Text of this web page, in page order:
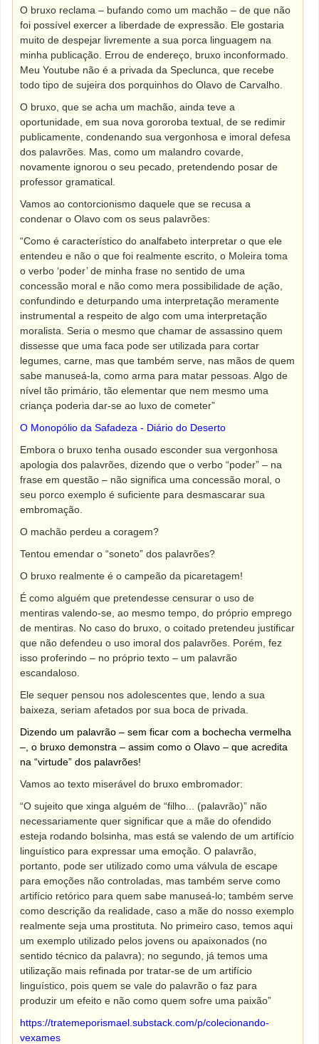
O bruxo reclama – bufando como um machão – de que não
foi possível exercer a liberdade de expressão. Ele gostaria
muito de despejar livremente a sua porca linguagem na
minha publicação. Errou de endereço, bruxo inconformado.
Meu Youtube não é a privada da Speclunca, que recebe
todo tipo de sujeira dos porquinhos do Olavo de Carvalho.
O bruxo, que se acha um machão, ainda teve a
oportunidade, em sua nova gororoba textual, de se redimir
publicamente, condenando sua vergonhosa e imoral defesa
dos palavrões. Mas, como um malandro covarde,
novamente ignorou o seu pecado, pretendendo posar de
professor gramatical.
Vamos ao contorcionismo daquele que se recusa a
condenar o Olavo com os seus palavrões:
“Como é característico do analfabeto interpretar o que ele
entendeu e não o que foi realmente escrito, o Moleira toma
o verbo ‘poder’ de minha frase no sentido de uma
concessão moral e não como mera possibilidade de ação,
confundindo e deturpando uma interpretação meramente
instrumental a respeito de algo com uma interpretação
moralista. Seria o mesmo que chamar de assassino quem
dissesse que uma faca pode ser utilizada para cortar
legumes, carne, mas que também serve, nas mãos de quem
sabe manuseá-la, como arma para matar pessoas. Algo de
nível tão primário, tão elementar que nem mesmo uma
criança poderia dar-se ao luxo de cometer”
O Monopólio da Safadeza - Diário do Deserto
Embora o bruxo tenha ousado esconder sua vergonhosa
apologia dos palavrões, dizendo que o verbo “poder” – na
frase em questão – não significa uma concessão moral, o
seu porco exemplo é suficiente para desmascarar sua
embromação.
O machão perdeu a coragem?
Tentou emendar o “soneto” dos palavrões?
O bruxo realmente é o campeão da picaretagem!
É como alguém que pretendesse censurar o uso de
mentiras valendo-se, ao mesmo tempo, do próprio emprego
de mentiras. No caso do bruxo, o coitado pretendeu justificar
que não defendeu o uso imoral dos palavrões. Porém, fez
isso proferindo – no próprio texto – um palavrão
escandaloso.
Ele sequer pensou nos adolescentes que, lendo a sua
baixeza, seriam afetados por sua boca de privada.
Dizendo um palavrão – sem ficar com a bochecha vermelha
–, o bruxo demonstra – assim como o Olavo – que acredita
na “virtude” dos palavrões!
Vamos ao texto miserável do bruxo embromador:
“O sujeito que xinga alguém de “filho... (palavrão)” não
necessariamente quer significar que a mãe do ofendido
esteja rodando bolsinha, mas está se valendo de um artifício
linguístico para expressar uma emoção. O palavrão,
portanto, pode ser utilizado como uma válvula de escape
para emoções não controladas, mas também serve como
artifício retórico para quem sabe manuseá-lo; também serve
como descrição da realidade, caso a mãe do nosso exemplo
realmente seja uma prostituta. No primeiro caso, temos aqui
um exemplo utilizado pelos jovens ou apaixonados (no
sentido técnico da palavra); no segundo, já temos uma
utilização mais refinada por tratar-se de um artifício
linguístico, pois quem se vale do palavrão o faz para
produzir um efeito e não como quem sofre uma paixão”
https://tratemeporismael.substack.com/p/colecionando-
vexames